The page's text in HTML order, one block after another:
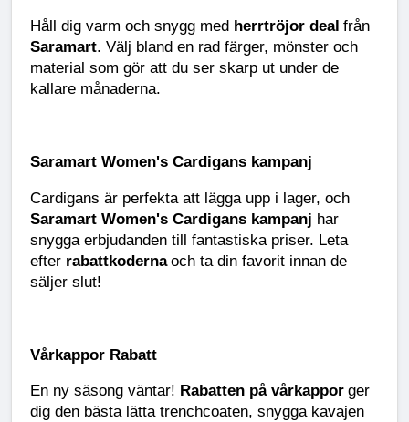
Håll dig varm och snygg med herrtröjor deal från
Saramart. Välj bland en rad färger, mönster och
material som gör att du ser skarp ut under de
kallare månaderna.
Saramart Women's Cardigans kampanj
Cardigans är perfekta att lägga upp i lager, och
Saramart Women's Cardigans kampanj har
snygga erbjudanden till fantastiska priser. Leta
efter rabattkoderna och ta din favorit innan de
säljer slut!
Vårkappor Rabatt
En ny säsong väntar! Rabatten på vårkappor ger
dig den bästa lätta trenchcoaten, snygga kavajen